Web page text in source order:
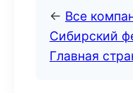
← Все
Сибирский
Главная